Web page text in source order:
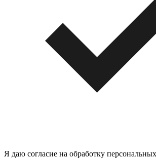
Я даю согласие на обработку